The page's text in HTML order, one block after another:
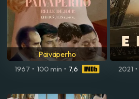
Päiväperho
1967 • 100 min • 7,6 2021 •